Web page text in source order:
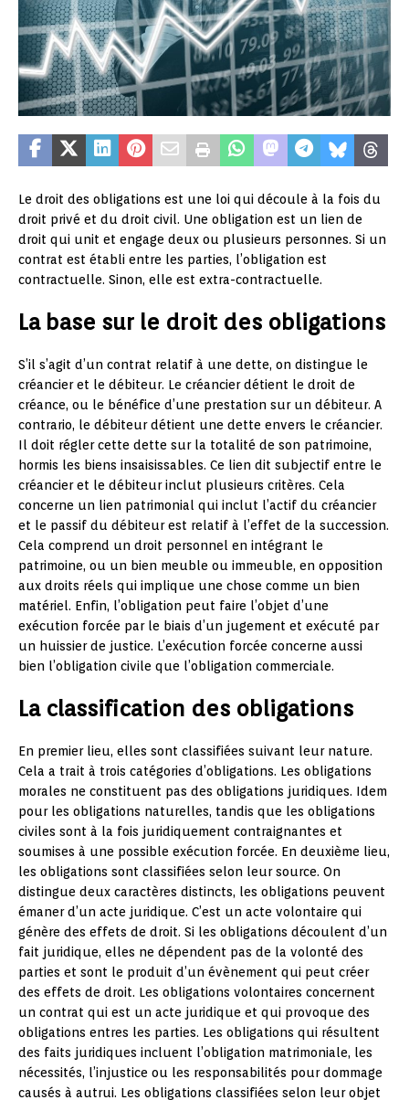
Le droit des obligations est une loi qui découle à la fois du
droit privé et du droit civil. Une obligation est un lien de
droit qui unit et engage deux ou plusieurs personnes. Si un
contrat est établi entre les parties, l’obligation est
contractuelle. Sinon, elle est extra-contractuelle.
La base sur le droit des obligations
S’il s’agit d’un contrat relatif à une dette, on distingue le
créancier et le débiteur. Le créancier détient le droit de
créance, ou le bénéfice d’une prestation sur un débiteur. A
contrario, le débiteur détient une dette envers le créancier.
Il doit régler cette dette sur la totalité de son patrimoine,
hormis les biens insaisissables. Ce lien dit subjectif entre le
créancier et le débiteur inclut plusieurs critères. Cela
concerne un lien patrimonial qui inclut l’actif du créancier
et le passif du débiteur est relatif à l’effet de la succession.
Cela comprend un droit personnel en intégrant le
patrimoine, ou un bien meuble ou immeuble, en opposition
aux droits réels qui implique une chose comme un bien
matériel. Enfin, l’obligation peut faire l’objet d’une
exécution forcée par le biais d’un jugement et exécuté par
un huissier de justice. L’exécution forcée concerne aussi
bien l’obligation civile que l’obligation commerciale.
La classification des obligations
En premier lieu, elles sont classifiées suivant leur nature.
Cela a trait à trois catégories d’obligations. Les obligations
morales ne constituent pas des obligations juridiques. Idem
pour les obligations naturelles, tandis que les obligations
civiles sont à la fois juridiquement contraignantes et
soumises à une possible exécution forcée. En deuxième lieu,
les obligations sont classifiées selon leur source. On
distingue deux caractères distincts, les obligations peuvent
émaner d’un acte juridique. C’est un acte volontaire qui
génère des effets de droit. Si les obligations découlent d’un
fait juridique, elles ne dépendent pas de la volonté des
parties et sont le produit d’un évènement qui peut créer
des effets de droit. Les obligations volontaires concernent
un contrat qui est un acte juridique et qui provoque des
obligations entres les parties. Les obligations qui résultent
des faits juridiques incluent l’obligation matrimoniale, les
nécessités, l’injustice ou les responsabilités pour dommage
causés à autrui. Les obligations classifiées selon leur objet